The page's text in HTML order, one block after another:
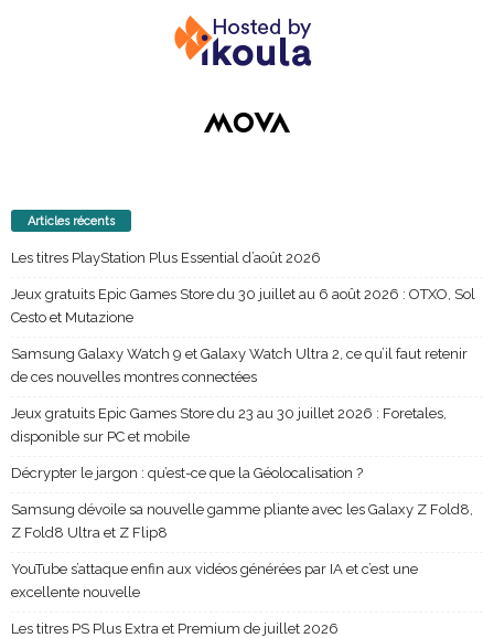
Articles récents
Les titres PlayStation Plus Essential d’août 2026
Jeux gratuits Epic Games Store du 30 juillet au 6 août 2026 : OTXO, Sol
Cesto et Mutazione
Samsung Galaxy Watch 9 et Galaxy Watch Ultra 2, ce qu’il faut retenir
de ces nouvelles montres connectées
Jeux gratuits Epic Games Store du 23 au 30 juillet 2026 : Foretales,
disponible sur PC et mobile
Décrypter le jargon : qu’est-ce que la Géolocalisation ?
Samsung dévoile sa nouvelle gamme pliante avec les Galaxy Z Fold8,
Z Fold8 Ultra et Z Flip8
YouTube s’attaque enfin aux vidéos générées par IA et c’est une
excellente nouvelle
Les titres PS Plus Extra et Premium de juillet 2026